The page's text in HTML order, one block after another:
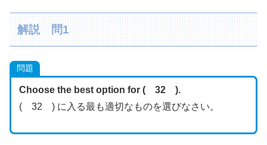
解説 問1
問題
Choose the best option for ( 32 ).
( 32 ) に入る最も適切なものを選びなさい。